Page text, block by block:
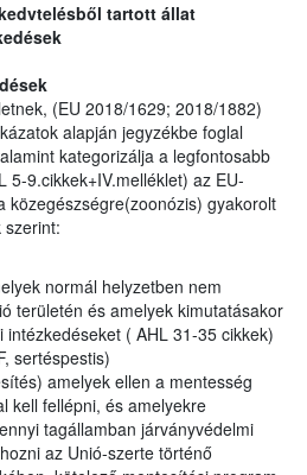
tartott állat
(EU 2018/1629; 2018/1882)
alapján jegyzékbe foglal
kategorizálja a legfontosabb
5-9.cikkek+IV.melléklet) az EU-
közegészségre(zoonózis) gyakorolt
szerint:
normál helyzetben nem
területén és amelyek kimutatásakor
( AHL 31-35 cikkek)
sertéspestis)
amelyek ellen a mentesség
kell fellépni, és amelyekre
tagállamban járványvédelmi
az Unió-szerte történő